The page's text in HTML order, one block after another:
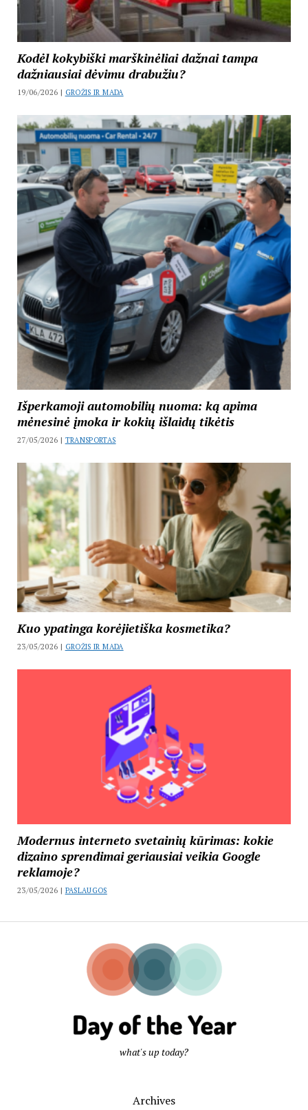
Kodėl kokybiški marškinėliai dažnai tampa
dažniausiai dėvimu drabužiu?
19/06/2026 | GROŽIS IR MADA
Išperkamoji automobilių nuoma: ką apima
mėnesinė įmoka ir kokių išlaidų tikėtis
27/05/2026 | TRANSPORTAS
Kuo ypatinga korėjietiška kosmetika?
23/05/2026 | GROŽIS IR MADA
Modernus interneto svetainių kūrimas: kokie
dizaino sprendimai geriausiai veikia Google
reklamoje?
23/05/2026 | PASLAUGOS
what's up today?
Archives